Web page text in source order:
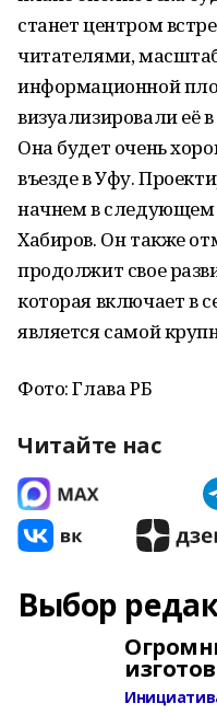
станет центром
читателями,
информационной
визуализировали её
Она будет очень
въезде в Уфу.
начнем в следующем
Хабиров. Он также
продолжит свое
которая включает в
является самой
Фото: Глава РБ
Читайте нас
Выбор